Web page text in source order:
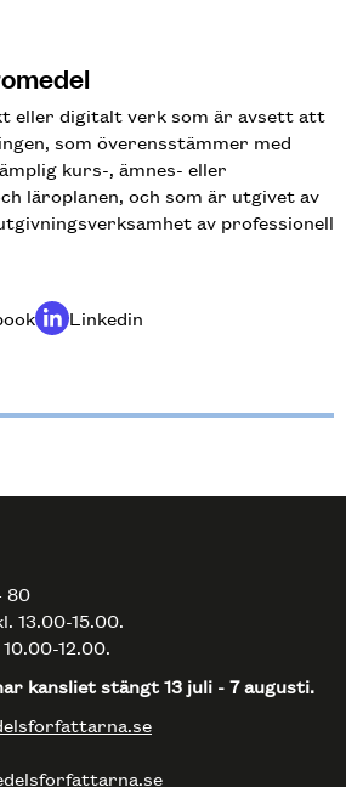
eller digitalt verk som är avsett att
som överensstämmer med
kurs-, ämnes- eller
läroplanen, och som är utgivet av
av professionell
Dela på
Linkedin
80
13.00-15.00.
12.00.
kansliet stängt 13 juli - 7 augusti.